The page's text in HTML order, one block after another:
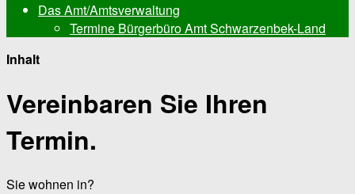
Das Amt/Amtsverwaltung
Termine Bürgerbüro Amt Schwarzenbek-Land
Inhalt
Vereinbaren Sie Ihren
Termin.
Sie wohnen in?